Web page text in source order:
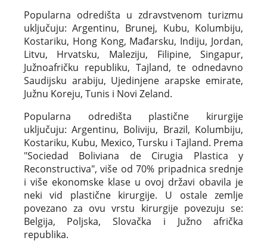
Popularna odredišta u zdravstvenom turizmu
uključuju: Argentinu, Brunej, Kubu, Kolumbiju,
Kostariku, Hong Kong, Mađarsku, Indiju, Jordan,
Litvu, Hrvatsku, Maleziju, Filipine, Singapur,
Južnoafričku republiku, Tajland, te odnedavno
Saudijsku arabiju, Ujedinjene arapske emirate,
Južnu Koreju, Tunis i Novi Zeland.
Popularna odredišta plastične kirurgije
uključuju: Argentinu, Boliviju, Brazil, Kolumbiju,
Kostariku, Kubu, Mexico, Tursku i Tajland. Prema
"Sociedad Boliviana de Cirugia Plastica y
Reconstructiva", više od 70% pripadnica srednje
i više ekonomske klase u ovoj državi obavila je
neki vid plastične kirurgije. U ostale zemlje
povezano za ovu vrstu kirurgije povezuju se:
Belgija, Poljska, Slovačka i Južno afrička
republika.